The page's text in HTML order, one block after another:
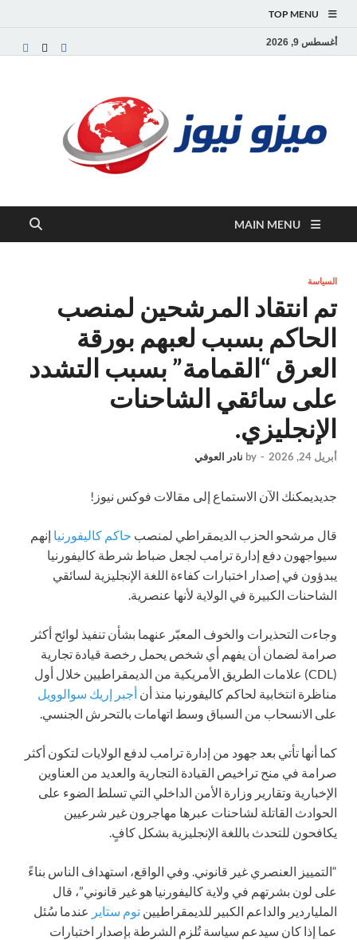
TOP MENU
أغسطس 9, 2026
MAIN MENU
السياسة
تم انتقاد المرشحين لمنصب
الحاكم بسبب لعبهم بورقة
العرق “القمامة” بسبب التشدد
على سائقي الشاحنات
الإنجليزي.
أبريل 24, 2026 -
by نادر العوفي
جديديمكنك الآن الاستماع إلى مقالات فوكس نيوز!
قال مرشحو الحزب الديمقراطي لمنصب حاكم كاليفورنيا إنهم
سيواجهون دفع إدارة ترامب لجعل ضباط شرطة كاليفورنيا
يبدؤون في إصدار اختبارات كفاءة اللغة الإنجليزية لسائقي
الشاحنات الكبيرة في الولاية لأنها عنصرية.
وجاءت التحذيرات والخوف المعبّر عنهما بشأن تنفيذ لوائح أكثر
صرامة لضمان أن يفهم أي شخص يحمل رخصة قيادة تجارية
(CDL) علامات الطريق الأمريكية من الديمقراطيين خلال أول
مناظرة انتخابية لحاكم كاليفورنيا منذ أن أجبر إريك سوالوويل
على الانسحاب من السباق وسط اتهامات بالتحرش الجنسي.
كما أنها تأتي بعد جهود من إدارة ترامب لدفع الولايات لتكون أكثر
صرامة في منح تراخيص القيادة التجارية والعديد من العناوين
الإخبارية وتقارير وزارة الأمن الداخلي التي تسلط الضوء على
الحوادث القاتلة لشاحنات عبرها مهاجرون غير شرعيين
يكافحون للتحدث باللغة الإنجليزية بشكل كافٍ.
“التمييز العنصري غير قانوني. وفي الواقع، استهداف الناس بناءً
على لون بشرتهم في ولاية كاليفورنيا هو غير قانوني”، قال
الملياردير والداعم الكبير للديمقراطيين توم ستاير عندما سُئل
عما إذا كان سيدعم سياسة تُلزم الشرطة بإصدار اختبارات